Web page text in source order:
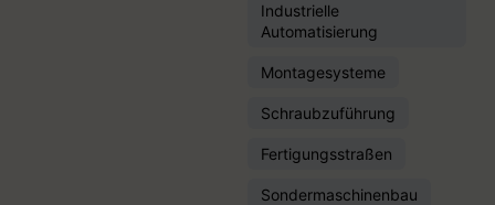
Industrielle
Automatisierung
Montagesysteme
Schraubzuführung
Fertigungsstraßen
Sondermaschinenbau